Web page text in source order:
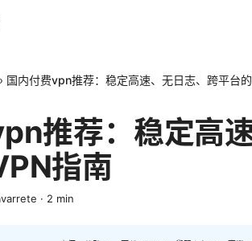
› 国内付费vpn推荐：稳定高速、无日志、跨平台
推荐：稳定高
指南
· 2 min